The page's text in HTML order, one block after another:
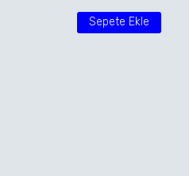
Sepete Ekle